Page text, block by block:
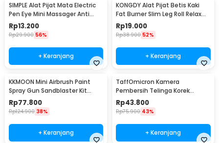
SIMPLE Alat Pijat Mata Electric
Pen Eye Mini Massager Anti
Aging - SM17
Rp13.200
Rp29.900 56%
+ Keranjang
KONGDY Alat Pijat Betis Kaki
Fat Burner Slim Leg Roll Relax
Massager - 301
Rp19.000
Rp38.900 52%
+ Keranjang
KKMOON Mini Airbrush Paint
Spray Gun Sandblaster Kit
Single Action - TD-138
Rp77.800
Rp124.900 38%
+ Keranjang
TaffOmicron Kamera
Pembersih Telinga Korek
Kuping Endoscope HD USB - EU-
0
Rp43.800
Rp75.900 43%
+ Keranjang